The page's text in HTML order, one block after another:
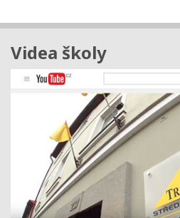
Videa školy